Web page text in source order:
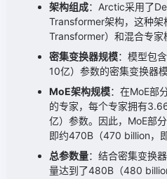
架构组成：Arctic采用了
Transformer架构，这种
Transformer）和混合专家
密集变换器规模：模型包
10亿）参数的密集变换器模
MoE架构规模：在MoE部
的专家，每个专家拥有
亿）参数。因此，MoE部
即约470B（470 billion，
总参数量：结合密集变换
量达到了480B（480